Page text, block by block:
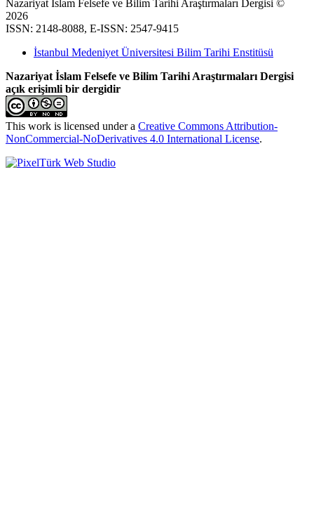
Nazariyat İslam Felsefe ve Bilim Tarihi Araştırmaları Dergisi ©
2026
ISSN: 2148-8088, E-ISSN: 2547-9415
İstanbul Medeniyet Üniversitesi Bilim Tarihi Enstitüsü
Nazariyat İslam Felsefe ve Bilim Tarihi Araştırmaları Dergisi
açık erişimli bir dergidir
This work is licensed under a Creative Commons Attribution-
NonCommercial-NoDerivatives 4.0 International License.